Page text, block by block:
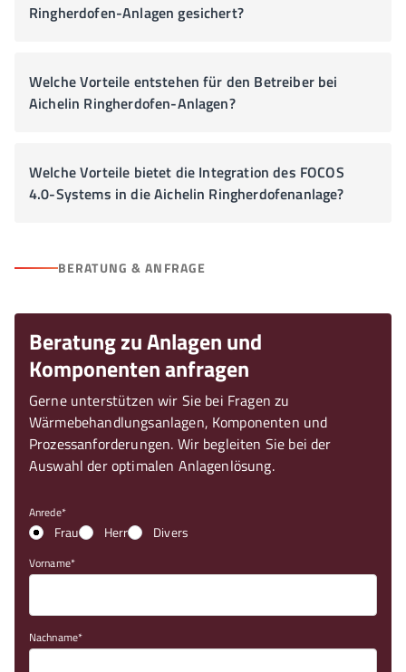
Ringherdofen-Anlagen gesichert?
Welche Vorteile entstehen für den Betreiber bei
Aichelin Ringherdofen-Anlagen?
Welche Vorteile bietet die Integration des FOCOS
4.0-Systems in die Aichelin Ringherdofenanlage?
BERATUNG & ANFRAGE
Beratung zu Anlagen und
Komponenten anfragen
Gerne unterstützen wir Sie bei Fragen zu
Wärmebehandlungsanlagen, Komponenten und
Prozessanforderungen. Wir begleiten Sie bei der
Auswahl der optimalen Anlagenlösung.
Anrede
Frau Herr Divers
Vorname
Nachname